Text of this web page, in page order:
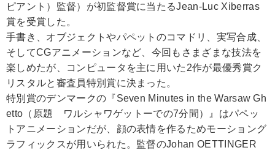
ピアント）監督）が初監督賞に当たるJean-Luc Xiberras
賞を受賞した。
手書き、オブジェクトやパペットのコマドリ、実写合成、
そしてCGアニメーションなど、今回もさまざまな技法を
楽しめたが、コンピュータを主に用いた2作が最優秀賞ク
リスタルと審査員特別賞に決まった。
特別賞のデンマークの『Seven Minutes in the Warsaw Gh
etto（原題 ワルシャワゲットーでの7分間）』はパペッ
トアニメーションだが、顔の表情を作るためモーショング
ラフィックスが用いられた。監督のJohan OETTINGER